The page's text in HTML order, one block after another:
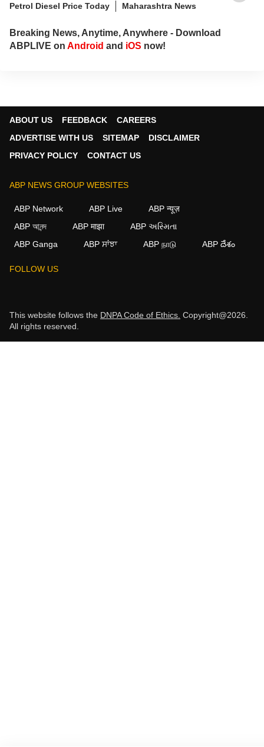
Petrol Diesel Price Today
Maharashtra News
Breaking News, Anytime, Anywhere - Download
ABPLIVE on Android and iOS now!
ABOUT US FEEDBACK
CAREERS
ADVERTISE WITH US
SITEMAP
DISCLAIMER
PRIVACY POLICY
CONTACT US
ABP NEWS GROUP WEBSITES
ABP Network ABP Live
ABP न्यूज़
ABP আনন্দ
ABP माझा
ABP અસ્મિતા
ABP Ganga
ABP ਸਾਂਝਾ ABP நாடு ABP దేశం
FOLLOW US
This website follows the DNPA Code of Ethics. Copyright@2026.
All rights reserved.